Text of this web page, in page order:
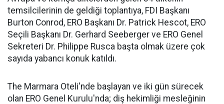
temsilcilerinin de geldiği toplantıya, FDI Başkanı
Burton Conrod, ERO Başkanı Dr. Patrick Hescot, ERO
Seçili Başkanı Dr. Gerhard Seeberger ve ERO Genel
Sekreteri Dr. Philippe Rusca başta olmak üzere çok
sayıda yabancı konuk katıldı.
The Marmara Oteli'nde başlayan ve iki gün sürecek
olan ERO Genel Kurulu'nda; diş hekimliği mesleğinin